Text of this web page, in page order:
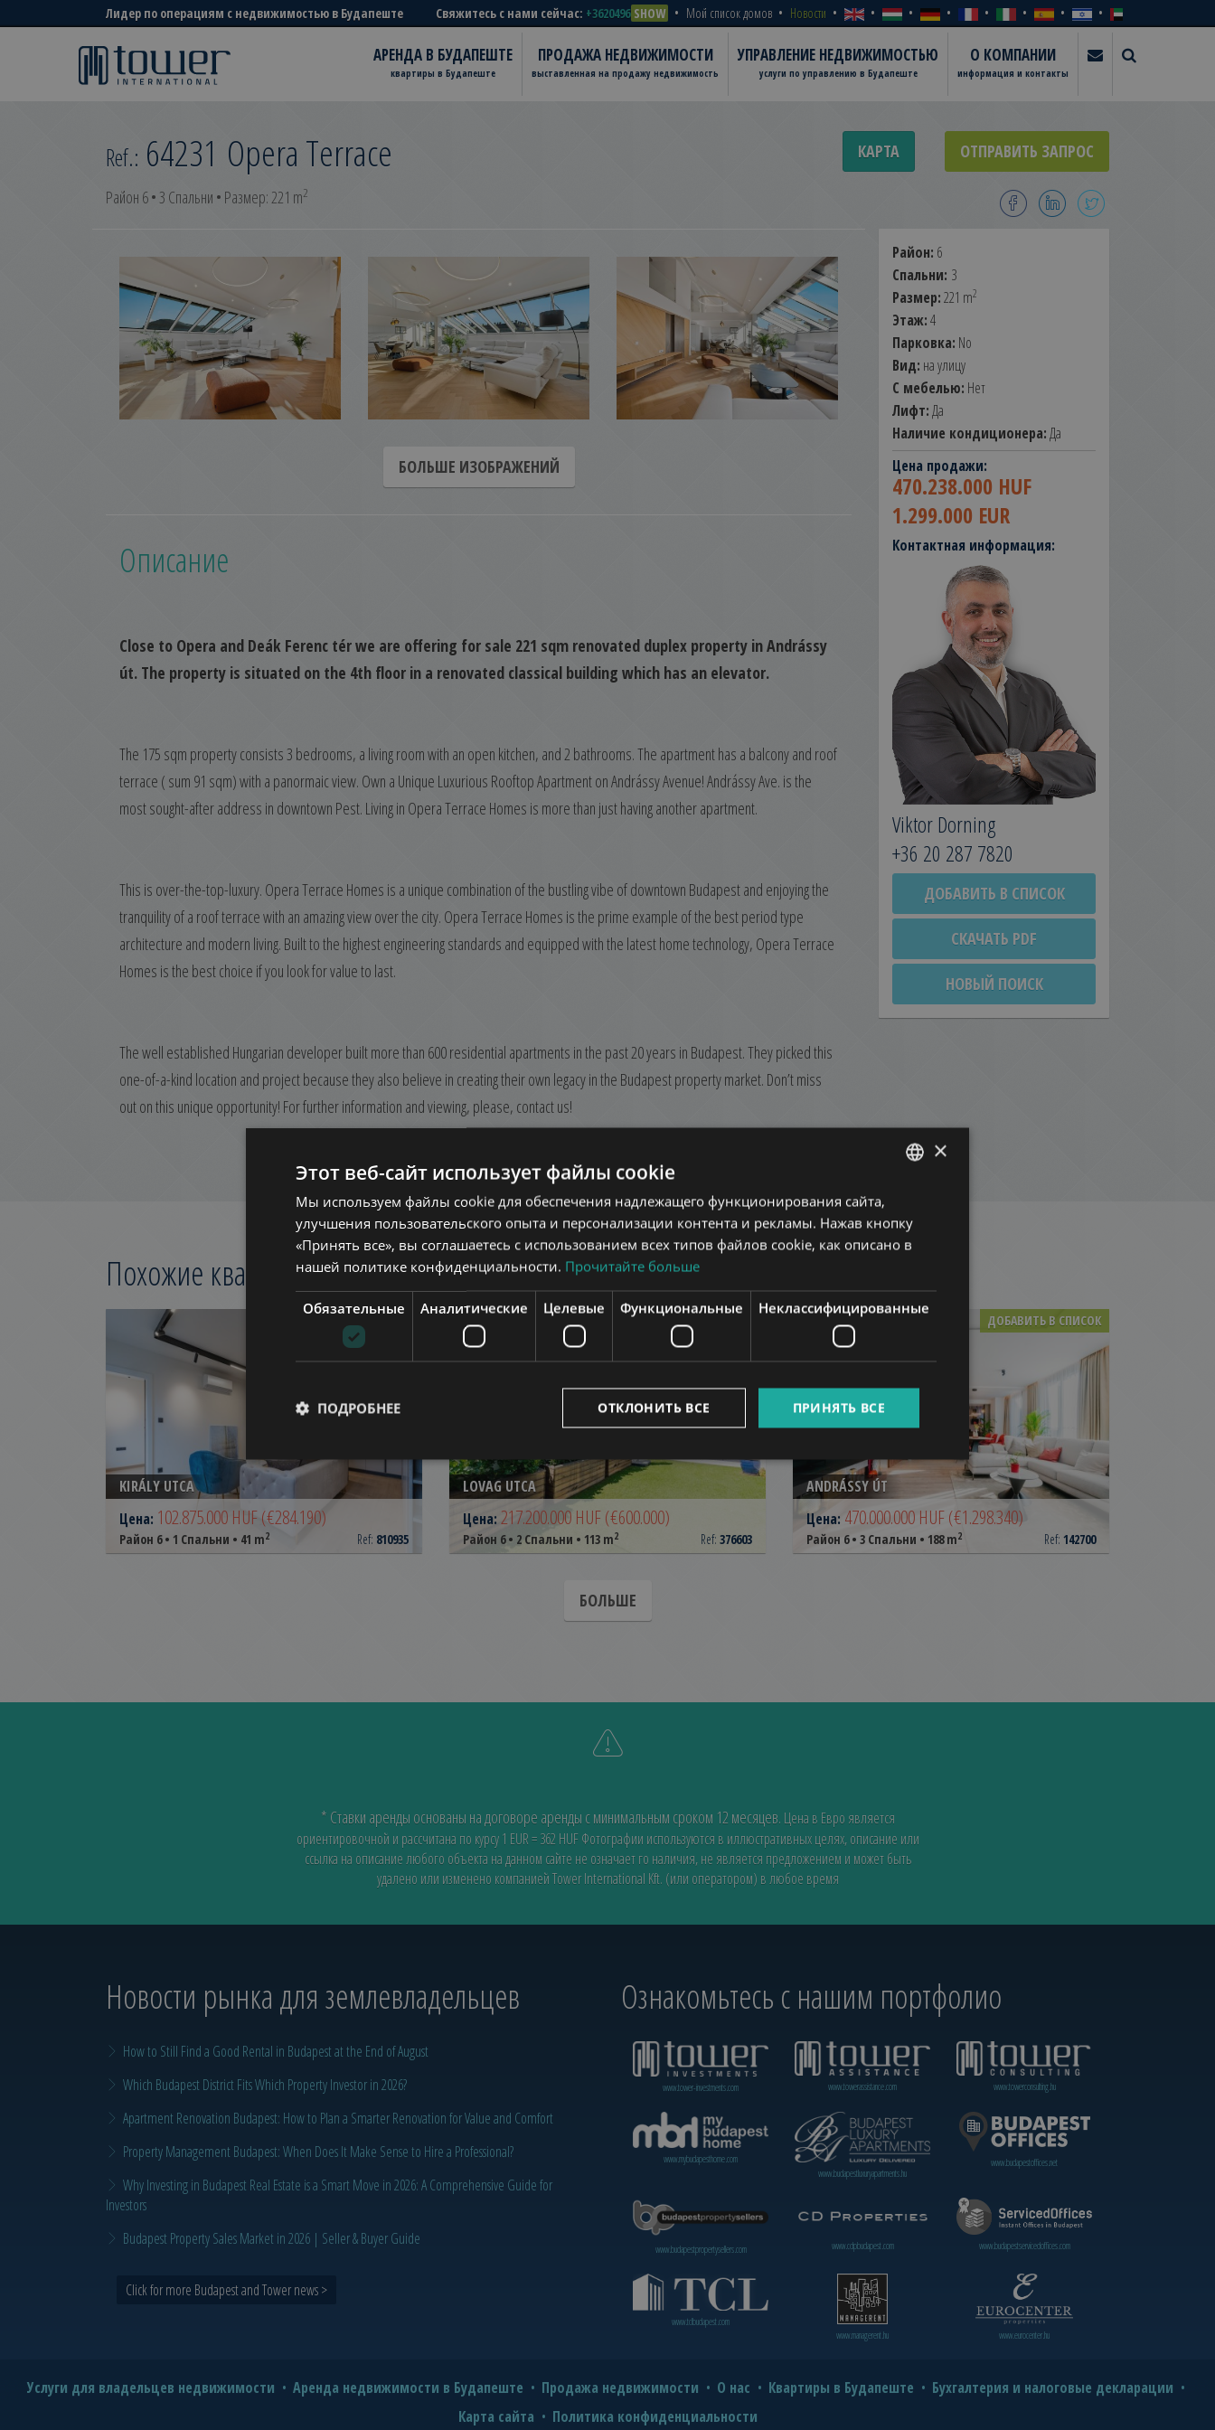
Лидер по операциям с недвижимостью в Будапеште Свяжитесь с нами сейчас: +3620496 SHOW Мой список домов Новости
АРЕНДА В БУДАПЕШТЕ
квартиры в Будапеште
ПРОДАЖА НЕДВИЖИМОСТИ
выставленная на продажу недвижимость
УПРАВЛЕНИЕ НЕДВИЖИМОСТЬЮ
услуги по управлению в Будапеште
О КОМПАНИИ
информация и контакты
Opera Terrace
Ref.: 64231
Район 6 • 3 Спальни • Размер: 221 m2
КАРТА ОТПРАВИТЬ ЗАПРОС
БОЛЬШЕ ИЗОБРАЖЕНИЙ
Описание
Close to Opera and Deák Ferenc tér we are offering for sale 221 sqm renovated duplex property in Andrássy
út. The property is situated on the 4th floor in a renovated classical building which has an elevator.
The 175 sqm property consists 3 bedrooms, a living room with an open kitchen, and 2 bathrooms. The apartment has a balcony and roof
terrace ( sum 91 sqm) with a panormaic view. Own a Unique Luxurious Rooftop Apartment on Andrássy Avenue! ​Andrássy Ave. is the
most sought-after address in downtown Pest. Living in Opera Terrace Homes is more than just having another apartment.
This is over-the-top-luxury. Opera Terrace Homes is a unique combination of the bustling vibe of downtown Budapest and enjoying the
tranquility of a roof terrace with an amazing view over the city. Opera Terrace Homes is the prime example of the best period type
architecture and modern living. Built to the highest engineering standards and equipped with the latest home technology, Opera Terrace
Homes is the best choice if you look for value to last.
The well established Hungarian developer built more than 600 residential apartments in the past 20 years in Budapest. They picked this
one-of-a-kind location and project because they also believe in creating their own legacy in the Budapest property market. Don’t miss
out on this unique opportunity! For further information and viewing, please, contact us!
Район: 6
Спальни: 3
Размер:221 m2
Этаж:4
Парковка: No
Вид: на улицу
С мебелью: Нет
Лифт:Да
Наличие кондиционера:Да
Цена продажи:
470.238.000 HUF
1.299.000 EUR
Контактная информация:
Viktor Dorning
+36 20 287 7820
ДОБАВИТЬ В СПИСОК
СКАЧАТЬ PDF
НОВЫЙ ПОИСК
Похожие квартиры вБудапеште в этом же районе
KIRÁLY UTCA
Цена: 102.875.000 HUF(€284.190)
Район 6 • 1 Спальни • 41 m2 Ref: 810935
ДОБАВИТЬ В СПИСОК
LOVAG UTCA
Цена: 217.200.000 HUF(€600.000)
Район 6 • 2 Спальни • 113 m2 Ref: 376603
ДОБАВИТЬ В СПИСОК
ANDRÁSSY ÚT
Цена: 470.000.000 HUF(€1.298.340)
Район 6 • 3 Спальни • 188 m2 Ref: 142700
БОЛЬШЕ
* Ставки аренды основаны на договоре аренды с минимальным сроком 12 месяцев. Цена в Евро является
ориентировочной и рассчитана по курсу 1 EUR = 362 HUFФотографии используются в иллюстративных целях, описание или
ссылка на описание любого объекта на данном сайте не означает го наличия, не является предложением и может быть
удалено или изменено компанией Tower International Kft. (или оператором) в любое время
Новости рынка для землевладельцев
How to Still Find a Good Rental in Budapest at the End of August
Which Budapest District Fits Which Property Investor in 2026?
Apartment Renovation Budapest: How to Plan a Smarter Renovation for Value and Comfort
Property Management Budapest: When Does It Make Sense to Hire a Professional?
Why Investing in Budapest Real Estate is a Smart Move in 2026: A Comprehensive Guide for
Investors
Budapest Property Sales Market in 2026 | Seller & Buyer Guide
Click for more Budapest and Tower news >
Ознакомьтесь с нашим портфолио
www.tower-investments.com www.towerassistance.com www.towerconsulting.hu
www.mybudapesthome.com
www.budapestluxuryapartments.hu
www.budapestoffices.net
www.budapestpropertysellers.com www.cdpbudapest.com www.budapestservicedoffices.com
www.tclbudapest.com
www.managerent.hu
www.eurocenter.hu
Услуги для владельцев недвижимости Аренда недвижимости в Будапеште Продажа недвижимости О нас Квартиры в Будапеште
Бухгалтерия и налоговые декларации
Карта сайта
Политика конфиденциальности
ENGLISH
HUNGARIAN
FRENCH
ARABIC
×
Этот веб-сайт использует файлы cookie
Мы используем файлы cookie для обеспечения надлежащего функционирования сайта,
улучшения пользовательского опыта и персонализации контента и рекламы. Нажав кнопку
«Принять все», вы соглашаетесь с использованием всех типов файлов cookie, как описано в
нашей политике конфиденциальности. Прочитайте больше
Обязательные Аналитические Целевые Функциональные Неклассифицированные
ПРИНЯТЬ ВСЕ
ОТКЛОНИТЬ ВСЕ
ПОДРОБНЕЕ